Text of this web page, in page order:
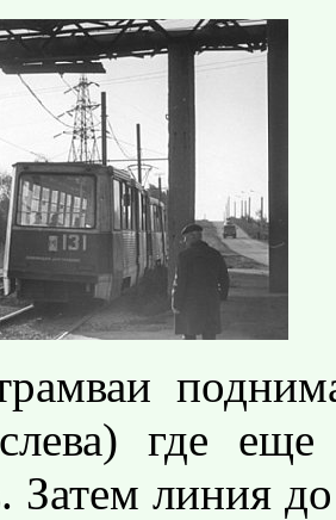
где
Затем линия